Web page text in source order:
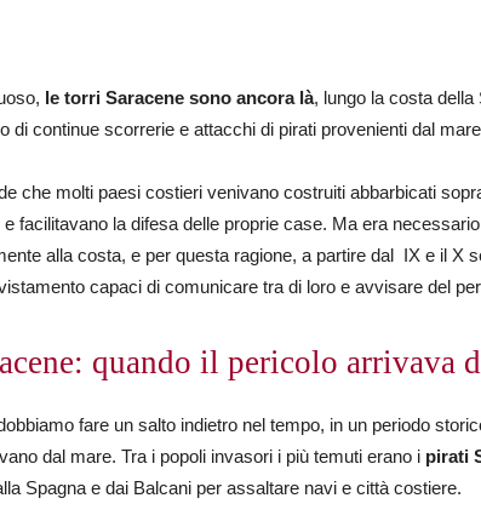
le torri Saracene sono ancora là, lungo la costa della
di continue scorrerie e attacchi di pirati provenienti dal
che molti paesi costieri venivano costruiti abbarbicati
facilitavano la difesa delle proprie case. Ma era
alla costa, e per questa ragione, a partire dal IX e il X
capaci di comunicare tra di loro e avvisare del
quando il pericolo arrivava
fare un salto indietro nel tempo, in un periodo
dal mare. Tra i popoli invasori i più temuti erano i pirati
Spagna e dai Balcani per assaltare navi e città costiere.